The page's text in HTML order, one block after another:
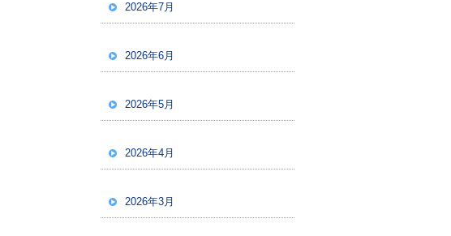
2026年7月
2026年6月
2026年5月
2026年4月
2026年3月